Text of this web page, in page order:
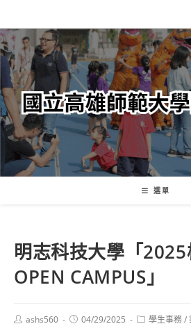
轉
至
主
內
容
選單
明志科技大學「
OPEN CAMPUS」
Postashs560
Post04/29/2025
Post學生事務/